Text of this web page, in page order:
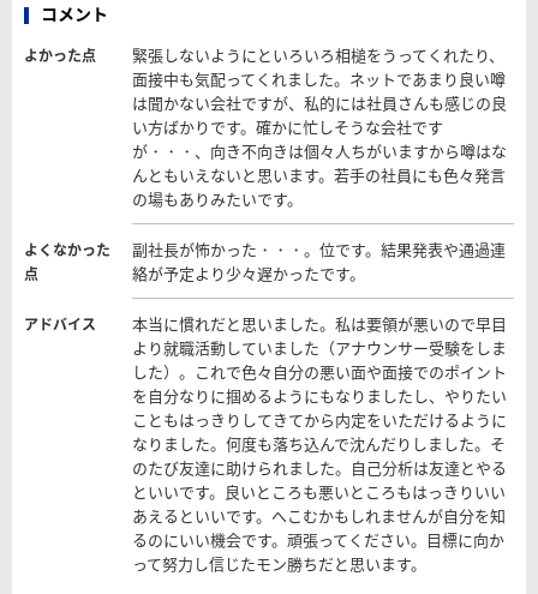
コメント
よかった点
緊張しないようにといろいろ相槌をうってくれたり、
面接中も気配ってくれました。ネットであまり良い噂
は聞かない会社ですが、私的には社員さんも感じの良
い方ばかりです。確かに忙しそうな会社です
が・・・、向き不向きは個々人ちがいますから噂はな
んともいえないと思います。若手の社員にも色々発言
の場もありみたいです。
よくなかった
点
副社長が怖かった・・・。位です。結果発表や通過連
絡が予定より少々遅かったです。
アドバイス
本当に慣れだと思いました。私は要領が悪いので早目
より就職活動していました（アナウンサー受験をしま
した）。これで色々自分の悪い面や面接でのポイント
を自分なりに掴めるようにもなりましたし、やりたい
こともはっきりしてきてから内定をいただけるように
なりました。何度も落ち込んで沈んだりしました。そ
のたび友達に助けられました。自己分析は友達とやる
といいです。良いところも悪いところもはっきりいい
あえるといいです。へこむかもしれませんが自分を知
るのにいい機会です。頑張ってください。目標に向か
って努力し信じたモン勝ちだと思います。